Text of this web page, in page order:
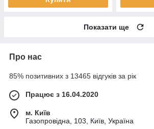
Показати ще
Про нас
85% позитивних з 13465 відгуків за рік
Працює з 16.04.2020
м. Київ
Газопровідна, 103, Київ, Україна